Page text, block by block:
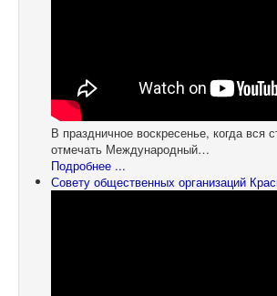
В праздничное воскресенье, когда вся
отмечать Международный…
Подробнее ...
Совету общественных организаций